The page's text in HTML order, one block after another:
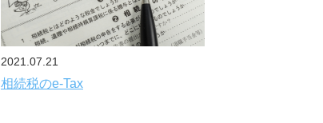
2021.07.21
相続税のe-Tax